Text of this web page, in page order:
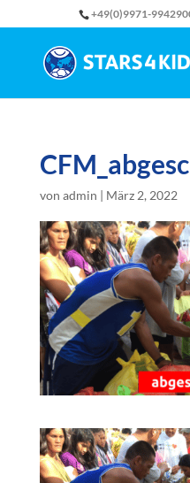
+49(0)9971-
von admin | März 2, 2022